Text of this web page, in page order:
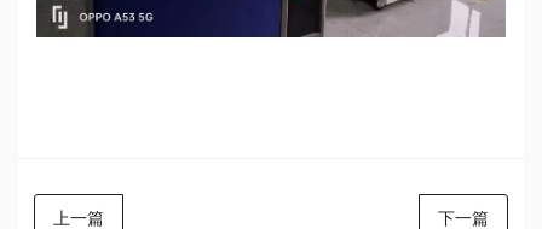
上一篇 下一篇